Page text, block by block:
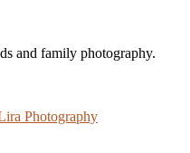
and family photography.
Photography